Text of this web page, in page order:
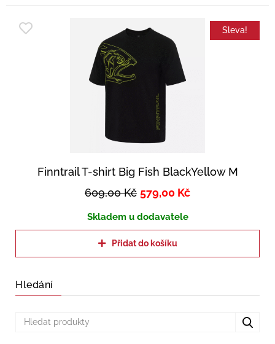
Sleva!
Finntrail T-shirt Big Fish BlackYellow M
609,00Kč 579,00 Kč
Skladem u dodavatele
Přidat do košíku
Hledání